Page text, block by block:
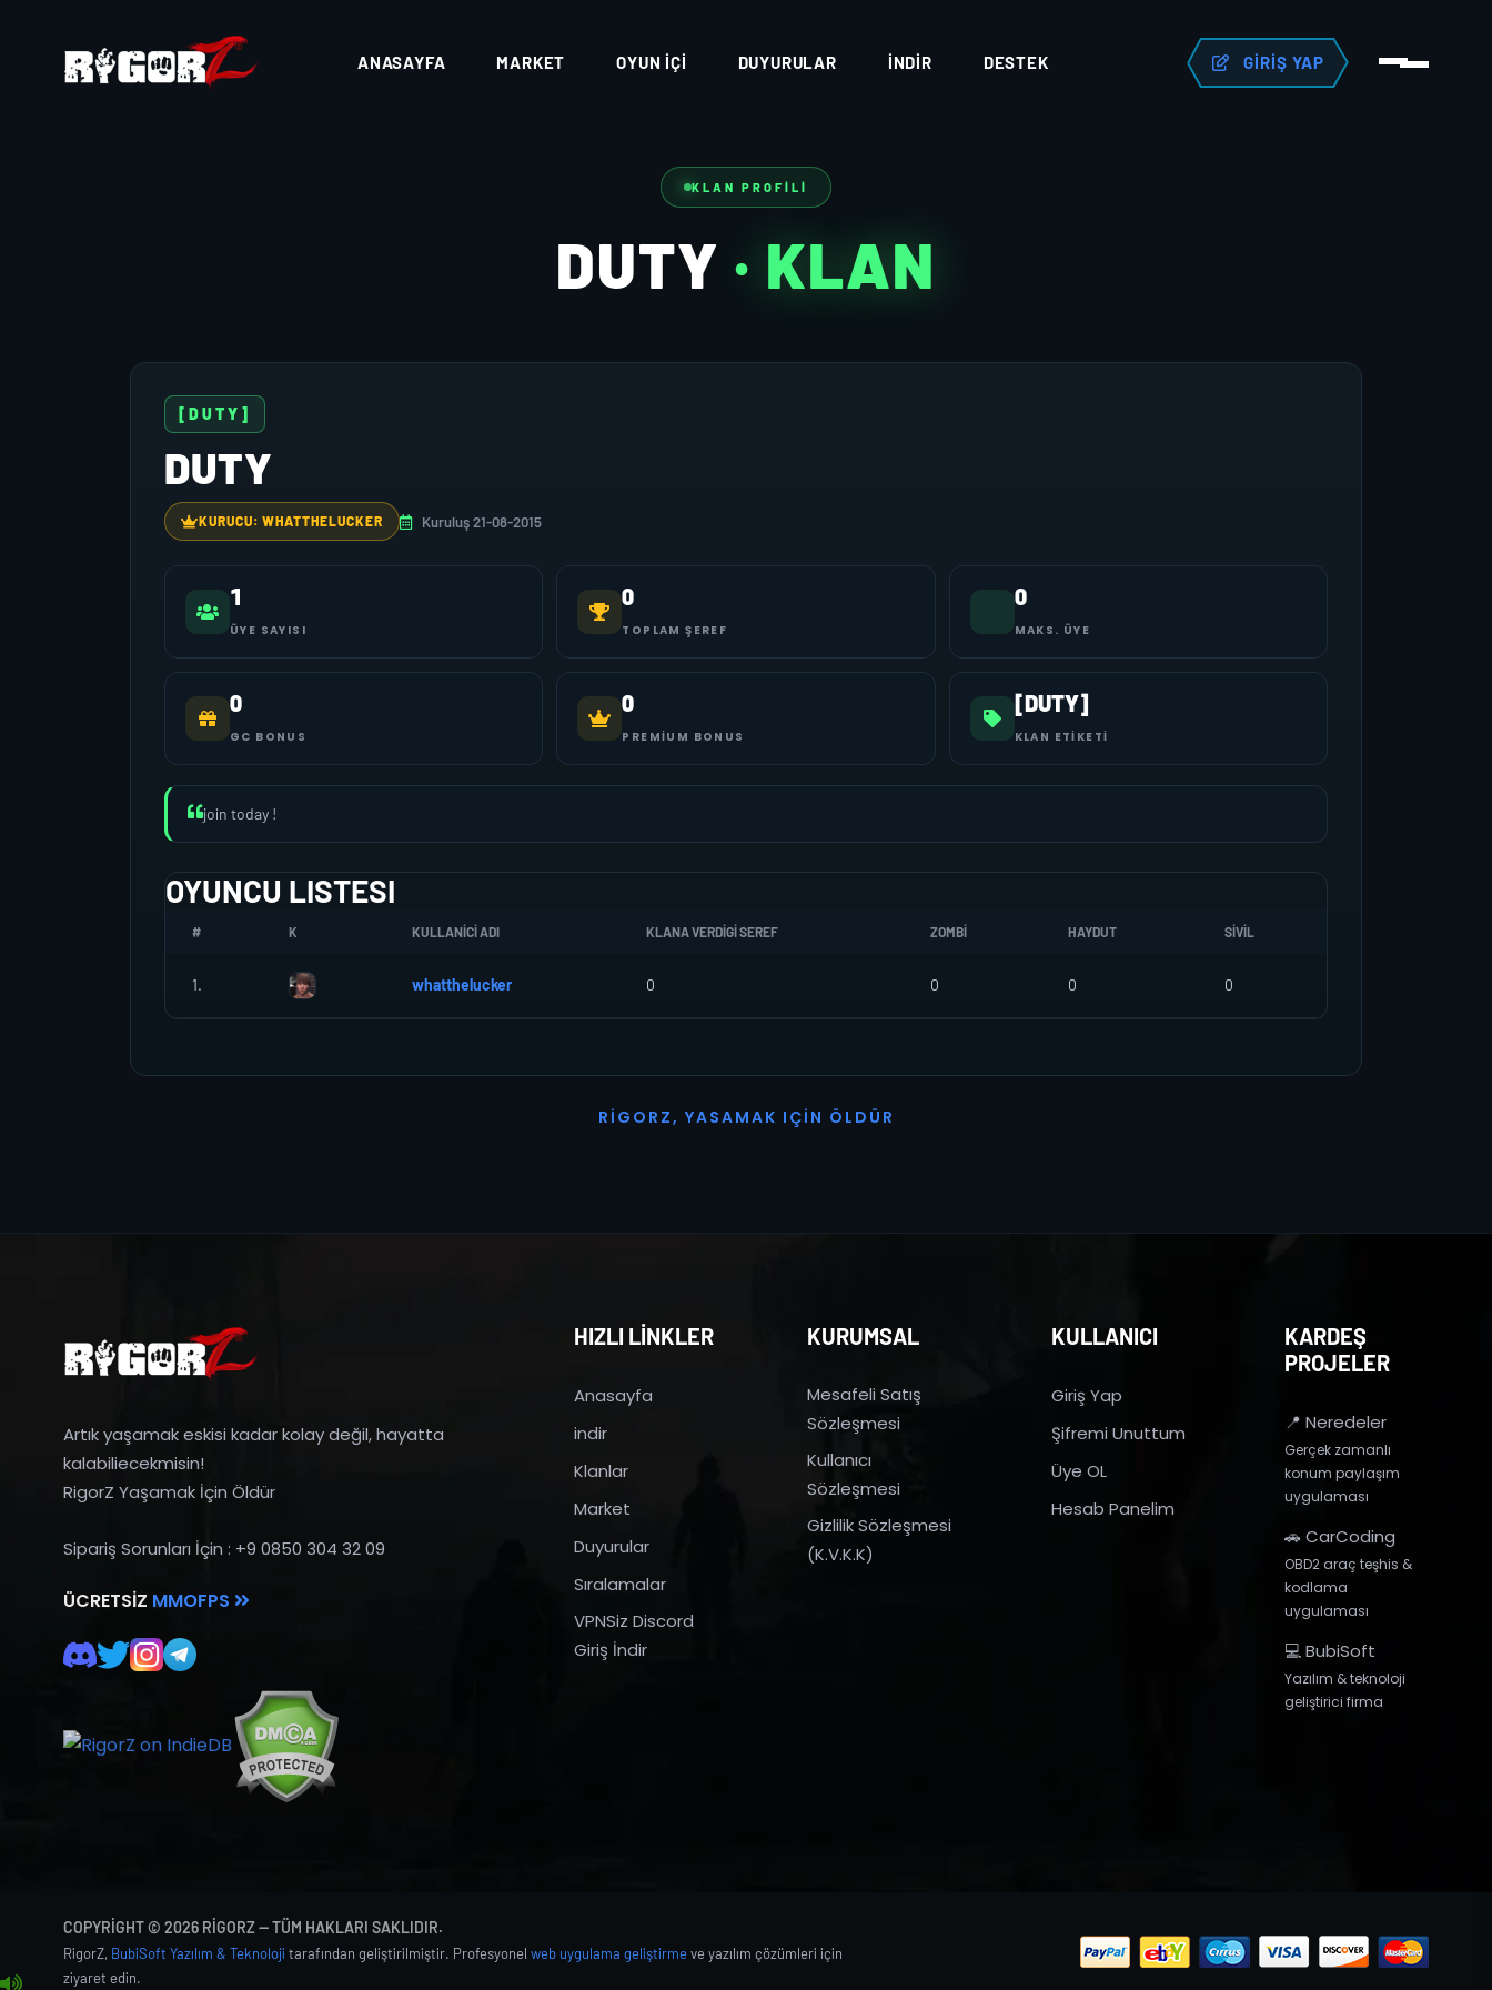
ANASAYFA MARKET OYUN İÇI DUYURULAR İNDIR DESTEK GIRIŞ YAP
KLAN PROFILI
DUTY · KLAN
[DUTY]
DUTY
KURUCU: WHATTHELUCKER Kuruluş 21-08-2015
1
ÜYE SAYISI
0
TOPLAM ŞEREF
0
MAKS. ÜYE
0
GC BONUS
0
PREMIUM BONUS
[DUTY]
KLAN ETIKETI
join today !
OYUNCU LISTESI
# K KULLANICI ADI KLANA VERDIGI SEREF ZOMBI HAYDUT SIVIL
1. whatthelucker 0 0 0 0
R I G O R Z, YASAMAK I ÇI N Ö L D Ü R
Artık yaşamak eskisi kadar kolay değil, hayatta
kalabiliecekmisin!
RigorZ Yaşamak İçin Öldür
Sipariş Sorunları İçin : +9 0850 304 32 09
ÜCRETSIZ MMOFPS
HIZLI LİNKLER
Anasayfa
indir
Klanlar
Market
Duyurular
Sıralamalar
VPNSiz Discord
Giriş İndir
KURUMSAL
Mesafeli Satış
Sözleşmesi
Kullanıcı
Sözleşmesi
Gizlilik Sözleşmesi
(K.V.K.K)
KULLANICI
Giriş Yap
Şifremi Unuttum
Üye OL
Hesab Panelim
KARDEŞ
PROJELER
📍 Neredeler
Gerçek zamanlı
konum paylaşım
uygulaması
🚗 CarCoding
OBD2 araç teşhis &
kodlama
uygulaması
💻 BubiSoft
Yazılım & teknoloji
geliştirici firma
COPYRIGHT © 2026 RIGORZ — TÜM HAKLARI SAKLIDIR.
RigorZ, BubiSoft Yazılım & Teknoloji tarafından geliştirilmiştir. Profesyonel web uygulama geliştirmeve yazılım çözümleri için
ziyaret edin.